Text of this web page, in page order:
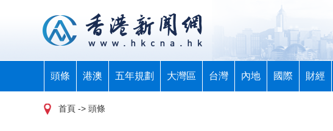
頭條 港澳 五年規劃 大灣區 台灣 內地 國際 財經
首頁 -> 頭條